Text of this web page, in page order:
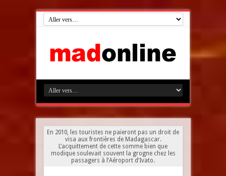
En 2010, les touristes ne paieront pas un droit de
visa aux frontières de Madagascar.
L’acquittement de cette somme bien que
modique soulevait souvent la grogne chez les
passagers à l’Aéroport d’Ivato.